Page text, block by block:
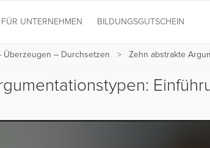
FÜR UNTERNEHMEN BILDUNGSGUTSCHEIN
Überzeugen – Durchsetzen Zehn abstrakte